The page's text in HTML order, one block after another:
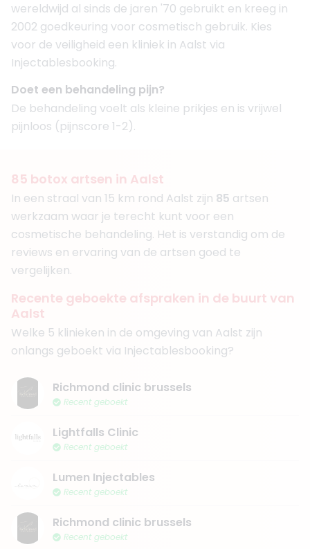
wereldwijd al sinds de jaren '70 gebruikt en kreeg in
2002 goedkeuring voor cosmetisch gebruik. Kies
voor de veiligheid een kliniek in Aalst via
Injectablesbooking.
Doet een behandeling pijn?
De behandeling voelt als kleine prikjes en is vrijwel
pijnloos (pijnscore 1-2).
85 botox artsen in Aalst
In een straal van 15 km rond Aalst zijn 85 artsen
werkzaam waar je terecht kunt voor een
cosmetische behandeling. Het is verstandig om de
reviews en ervaring van de artsen goed te
vergelijken.
Recente geboekte afspraken in de buurt van
Aalst
Welke 5 klinieken in de omgeving van Aalst zijn
onlangs geboekt via Injectablesbooking?
Richmond clinic brussels
Recent geboekt
Lightfalls Clinic
Recent geboekt
Lumen Injectables
Recent geboekt
Richmond clinic brussels
Recent geboekt